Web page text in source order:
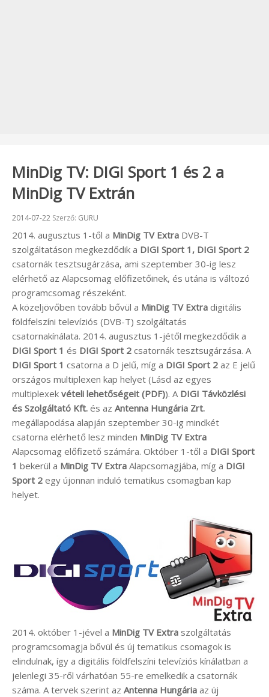
MinDig TV: DIGI Sport 1 és 2 a
MinDig TV Extrán
Beküldve:
2014-07-22 Szerző: GURU
2014. augusztus 1-től a MinDig TV Extra DVB-T
szolgáltatáson megkezdődik a DIGI Sport 1, DIGI Sport 2
csatornák tesztsugárzása, ami szeptember 30-ig lesz
elérhető az Alapcsomag előfizetőinek, és utána is változó
programcsomag részeként.
A közeljövőben tovább bővül a MinDig TV Extra digitális
földfelszíni televíziós (DVB-T) szolgáltatás
csatornakínálata. 2014. augusztus 1-jétől megkezdődik a
DIGI Sport 1 és DIGI Sport 2 csatornák tesztsugárzása. A
DIGI Sport 1 csatorna a D jelű, míg a DIGI Sport 2 az E jelű
országos multiplexen kap helyet (Lásd az egyes
multiplexek vételi lehetőségeit (PDF)). A DIGI Távközlési
és Szolgáltató Kft. és az Antenna Hungária Zrt.
megállapodása alapján szeptember 30-ig mindkét
csatorna elérhető lesz minden MinDig TV Extra
Alapcsomag előfizető számára. Október 1-től a DIGI Sport
1 bekerül a MinDig TV Extra Alapcsomagjába, míg a DIGI
Sport 2 egy újonnan induló tematikus csomagban kap
helyet.
2014. október 1-jével a MinDig TV Extra szolgáltatás
programcsomagja bővül és új tematikus csomagok is
elindulnak, így a digitális földfelszíni televíziós kínálatban a
jelenlegi 35-ről várhatóan 55-re emelkedik a csatornák
száma. A tervek szerint az Antenna Hungária az új